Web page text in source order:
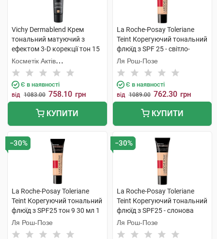
Vichy Dermablend Крем
тональний матуючий з
ефектом 3-D корекції тон 15
30 мл 1 туба
Косметік Актів
Інтернаціональ
Є в наявності
від 1083.00 758.10 грн
КУПИТИ
La Roche-Posay Toleriane
Teint Корегуючий тональний
флюїд з SPF 25 - світло-
бежевий 30 мл 1 туба
Ля Рош-Позе
Є в наявності
від 1089.00 762.30 грн
КУПИТИ
−30%
La Roche-Posay Toleriane
Teint Корегуючий тональний
флюїд з SPF25 тон 9 30 мл 1
туба
Ля Рош-Позе
−30%
La Roche-Posay Toleriane
Teint Корегуючий тональний
флюїд з SPF25 - слонова
кістка 30 мл 1 туба
Ля Рош-Позе